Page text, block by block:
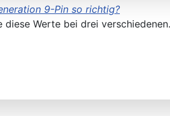
9-Pin so richtig?
Werte bei drei